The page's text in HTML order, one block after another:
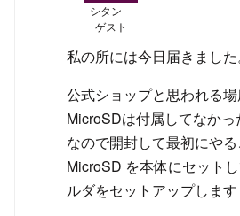
シタン
ゲスト
私の所には今日届きました
公式ショップと思われる場
MicroSDは付属してなかっ
なので開封して最初にや
MicroSD を本体にセット
ルダをセットアップします